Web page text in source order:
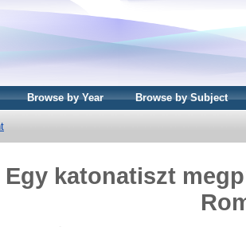
Browse by Year Browse by Subject
Egy katonatiszt